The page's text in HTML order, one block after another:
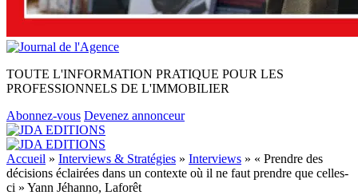
TOUTE L'INFORMATION PRATIQUE POUR LES
PROFESSIONNELS DE L'IMMOBILIER
Abonnez-vous Devenez annonceur
Accueil » Interviews & Stratégies » Interviews » « Prendre des
décisions éclairées dans un contexte où il ne faut prendre que celles-
ci » Yann Jéhanno, Laforêt